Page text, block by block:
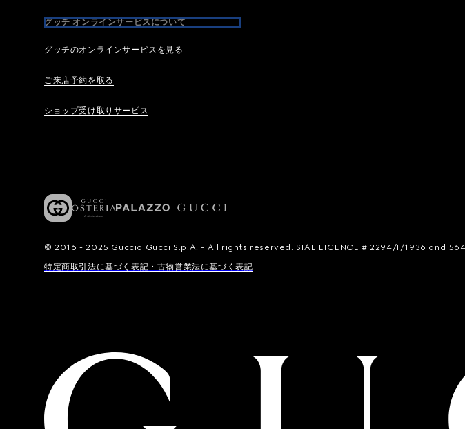
グッチ オンラインサービスについて
グッチのオンラインサービスを見る
ご来店予約を取る
ショップ受け取りサービス
© 2016 - 2025 Guccio Gucci S.p.A. - All rights reserved. SIAE LICENCE # 2294/I/1936 and
特定商取引法に基づく表記・古物営業法に基づく表記